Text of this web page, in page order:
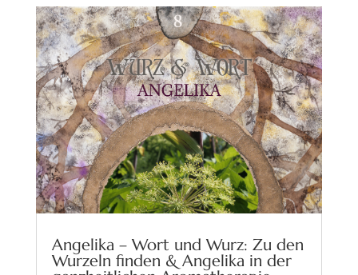
Angelika – Wort und Wurz: Zu den
Wurzeln finden & Angelika in der